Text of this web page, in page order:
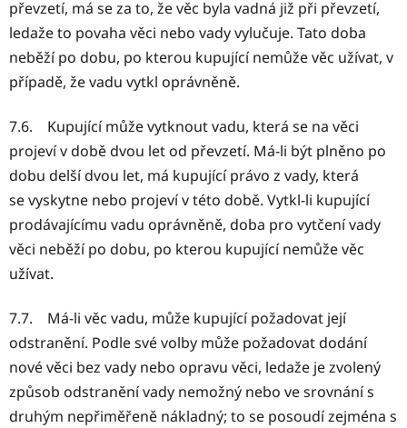
převzetí, má se za to, že věc byla vadná již při převzetí,
ledaže to povaha věci nebo vady vylučuje. Tato doba
neběží po dobu, po kterou kupující nemůže věc užívat, v
případě, že vadu vytkl oprávněně.
7.6. Kupující může vytknout vadu, která se na věci
projeví v době dvou let od převzetí. Má-li být plněno po
dobu delší dvou let, má kupující právo z vady, která
se vyskytne nebo projeví v této době. Vytkl-li kupující
prodávajícímu vadu oprávněně, doba pro vytčení vady
věci neběží po dobu, po kterou kupující nemůže věc
užívat.
7.7. Má-li věc vadu, může kupující požadovat její
odstranění. Podle své volby může požadovat dodání
nové věci bez vady nebo opravu věci, ledaže je zvolený
způsob odstranění vady nemožný nebo ve srovnání s
druhým nepřiměřeně nákladný; to se posoudí zejména s